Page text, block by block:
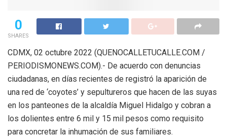
0
SHARES
CDMX, 02 octubre 2022 (QUENOCALLETUCALLE.COM /
PERIODISMONEWS.COM).- De acuerdo con denuncias
ciudadanas, en días recientes de registró la aparición de
una red de ‘coyotes’ y sepultureros que hacen de las suyas
en los panteones de la alcaldía Miguel Hidalgo y cobran a
los dolientes entre 6 mil y 15 mil pesos como requisito
para concretar la inhumación de sus familiares.